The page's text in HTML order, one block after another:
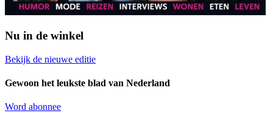
Nu in de winkel
Bekijk de nieuwe editie
Gewoon het leukste blad van Nederland
Word abonnee